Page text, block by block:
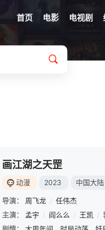
首页 电影 电视剧
/ 苗壮 / 孙路路 / 关帅 / 杨凯
画江湖之天罡
动漫 2023 中国大陆
导演： 周飞龙 / 任伟杰
主演：
孟宇 / 阎么么 / 王凯 /